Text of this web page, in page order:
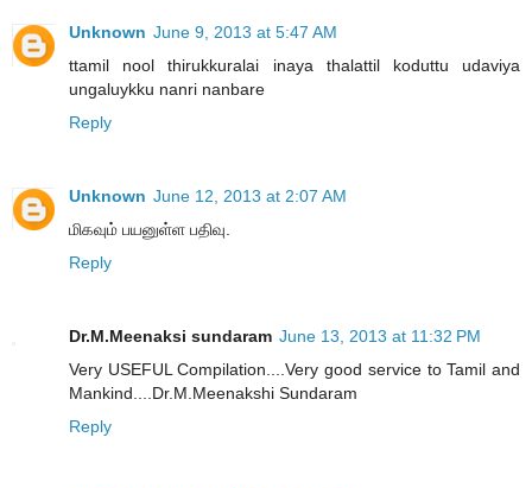
Unknown June 9, 2013 at 5:47 AM
ttamil nool thirukkuralai inaya thalattil koduttu udaviya
ungaluykku nanri nanbare
Reply
Unknown June 12, 2013 at 2:07 AM
மிகவும் பயனுள்ள பதிவு.
Reply
Dr.M.Meenaksi sundaram June 13, 2013 at 11:32 PM
Very USEFUL Compilation....Very good service to Tamil and
Mankind....Dr.M.Meenakshi Sundaram
Reply